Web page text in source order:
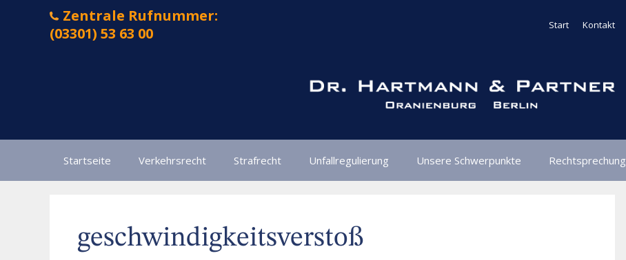
Zentrale Rufnummer:
(03301) 53 63 00
Start Kontakt
Startseite Verkehrsrecht Strafrecht Unfallregulierung Unsere Schwerpunkte Rechtsprechung
geschwindigkeitsverstoß